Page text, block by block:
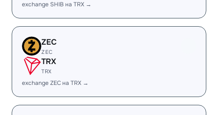
exchange SHIB на TRX →
ZEC
ZEC
TRX
TRX
exchange ZEC на TRX →